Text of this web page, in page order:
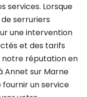
services. Lorsque
serruriers
une intervention
et des tarifs
notre réputation en
Annet sur Marne
fournir un service